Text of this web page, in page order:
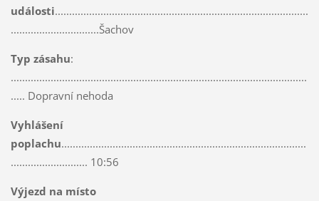
události.........................................................................................
...............................Šachov
Typ zásahu:
........................................................................................................
..... Dopravní nehoda
Vyhlášení
poplachu......................................................................................
........................... 10:56
Výjezd na místo